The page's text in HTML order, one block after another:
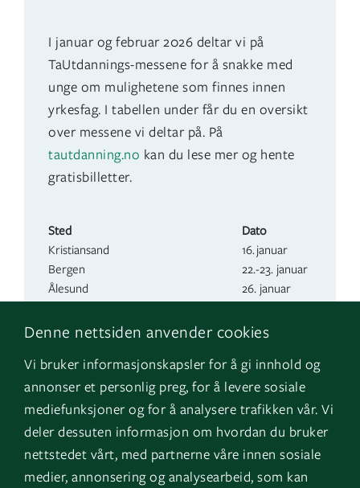
Denne nettsiden anvender cookies
Vi bruker informasjonskapsler for å gi innhold og
annonser et personlig preg, for å levere sosiale
mediefunksjoner og for å analysere trafikken vår. Vi
deler dessuten informasjon om hvordan du bruker
nettstedet vårt, med partnerne våre innen sosiale
medier, annonsering og analysearbeid, som kan
I januar og februar 2026 deltar vi på
TaUtdannings-messene for å snakke med
unge om mulighetene som finnes innen
yrkesfag. I tabellen under får du en oversikt
over messene vi deltar på. På
tautdanning.no kan du lese mer og hente
gratisbilletter.
Sted
Dato
Kristiansand
16. januar
Bergen
22.-23. januar
Ålesund
26. januar
Tromsø
5. februar